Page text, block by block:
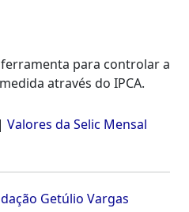
ferramenta para controlar a
através do IPCA.
| Valores da Selic Mensal
Getúlio Vargas